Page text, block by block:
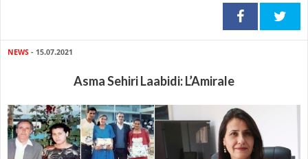
NEWS - 15.07.2021
Asma Sehiri Laabidi: L’Amirale